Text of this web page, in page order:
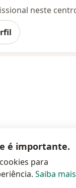
é importante.
para
Saiba mais